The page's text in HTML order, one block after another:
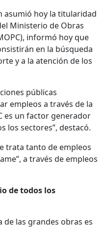
asumió hoy la titularidad
Ministerio de Obras
informó hoy que
en la búsqueda
y a la atención de los
públicas
empleos a través de la
es un factor generador
los sectores”, destacó.
trata tanto de empleos
a través de empleos
de todos los
las grandes obras es